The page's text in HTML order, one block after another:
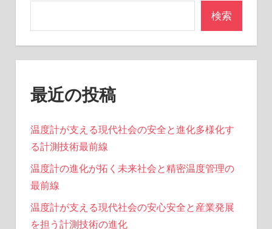
検索
最近の投稿
温度計が支える現代社会の安全と進化多様化す
る計測技術最前線
温度計の進化が拓く未来社会と精密温度管理の
最前線
温度計が支える現代社会の安心安全と産業発展
を担う計測技術の進化